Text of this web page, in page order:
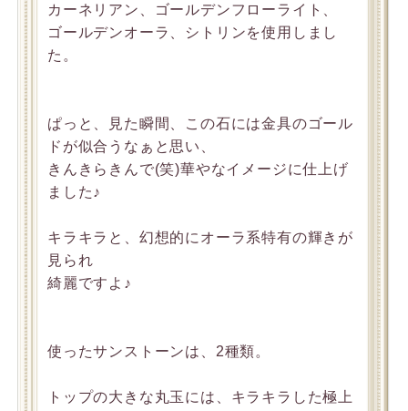
カーネリアン、ゴールデンフローライト、
ゴールデンオーラ、シトリンを使用しまし
た。
ぱっと、見た瞬間、この石には金具のゴール
ドが似合うなぁと思い、
きんきらきんで(笑)華やなイメージに仕上げ
ました♪
キラキラと、幻想的にオーラ系特有の輝きが
見られ
綺麗ですよ♪
使ったサンストーンは、2種類。
トップの大きな丸玉には、キラキラした極上